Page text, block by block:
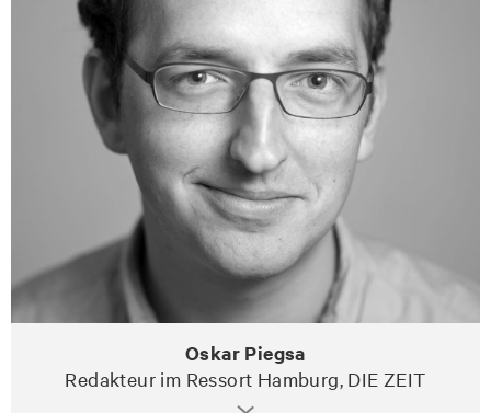
Oskar Piegsa
Redakteur im Ressort Hamburg, DIE ZEIT